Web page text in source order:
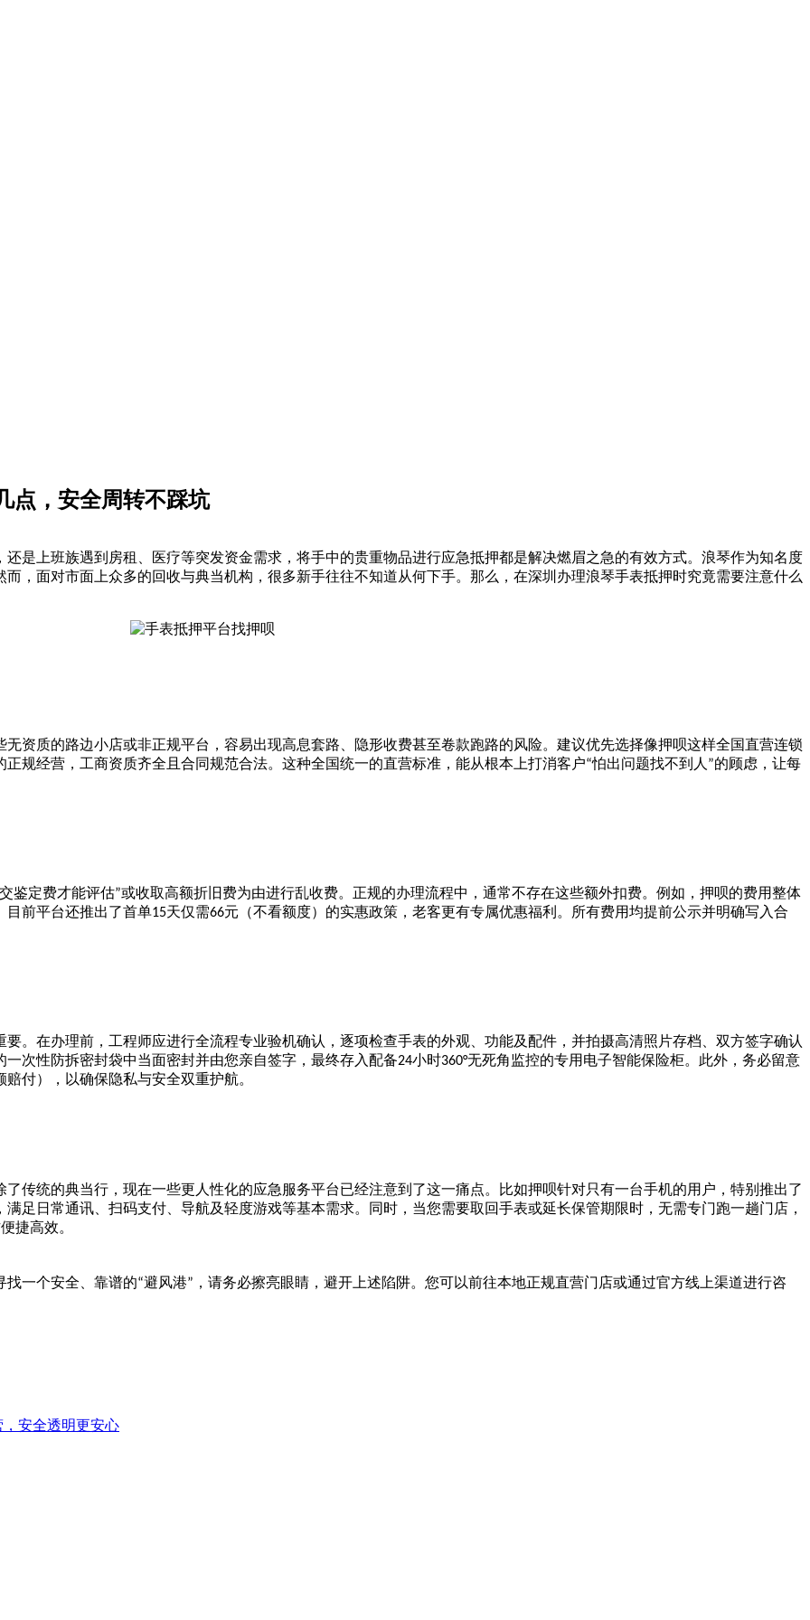
点，安全周转不踩坑
是上班族遇到房租、医疗等突发资金需求，将手中的贵重物品进行应急抵押都是解决燃眉之急的有效方式。浪琴作为知名度
，面对市面上众多的回收与典当机构，很多新手往往不知道从何下手。那么，在深圳办理浪琴手表抵押时究竟需要注意什么
资质的路边小店或非正规平台，容易出现高息套路、隐形收费甚至卷款跑路的风险。建议优先选择像押呗这样全国直营连锁
规经营，工商资质齐全且合同规范合法。这种全国统一的直营标准，能从根本上打消客户“怕出问题找不到人 ”的顾虑，让每
鉴定费才能评估”或收取高额折旧费为由进行乱收费。正规的办理流程中，通常不存在这些额外扣费。例如，押呗的费用整体
目前平台还推出了首单15天仅需66元（不看额度）的实惠政策，老客更有专属优惠福利。所有费用均提前公示并明确写入合
。在办理前，工程师应进行全流程专业验机确认，逐项检查手表的外观、功能及配件，并拍摄高清照片存档、双方签字确认
次性防拆密封袋中当面密封并由您亲自签字，最终存入配备24小时360°无死角监控的专用电子智能保险柜。此外，务必留意
付），以确保隐私与安全双重护航。
传统的典当行，现在一些更人性化的应急服务平台已经注意到了这一痛点。比如押呗针对只有一台手机的用户，特别推出了
足日常通讯、扫码支付、导航及轻度游戏等基本需求。同时，当您需要取回手表或延长保管期限时，无需专门跑一趟门店，
捷高效。
找一个安全、靠谱的“避风港” ，请务必擦亮眼睛，避开上述陷阱。您可以前往本地正规直营门店或通过官方线上渠道进行咨
安全透明更安心